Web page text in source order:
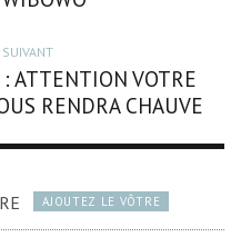
ATTENTION VOTRE
RENDRA CHAUVE
AJOUTEZ LE VÔTRE